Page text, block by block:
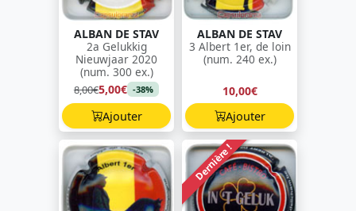
ALBAN DE STAV
2a Gelukkig
Nieuwjaar 2020
(num. 300 ex.)
8,00€5,00€ -38%
Ajouter
ALBAN DE STAV
3 Albert 1er, de loin
(num. 240 ex.)
10,00€
Ajouter
Dernière !